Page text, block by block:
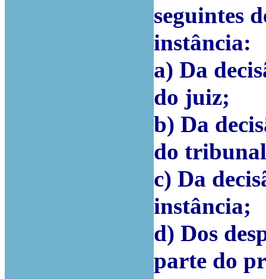
seguintes
instância:
a) Da
do juiz;
b) Da
do
c) Da
instância;
d) Dos
parte do